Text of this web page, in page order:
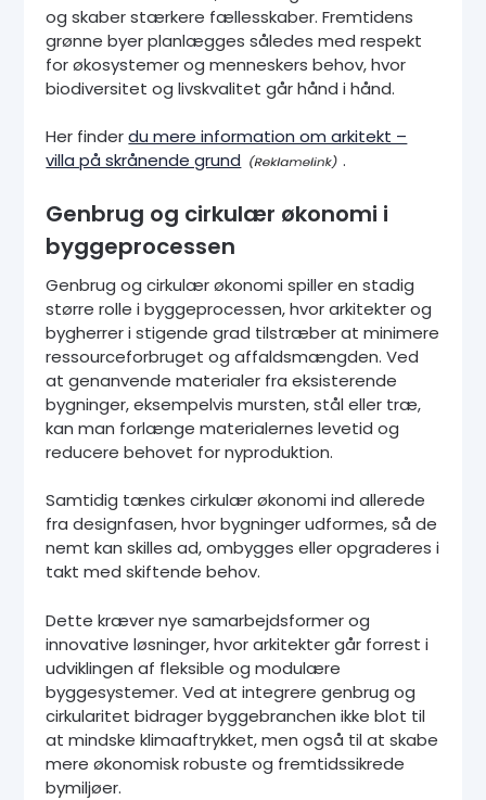
og skaber stærkere fællesskaber. Fremtidens
grønne byer planlægges således med respekt
for økosystemer og menneskers behov, hvor
biodiversitet og livskvalitet går hånd i hånd.
Her finderdu mere information om arkitekt –
villa på skrånende grund
.
Genbrug og cirkulær økonomi i
byggeprocessen
Genbrug og cirkulær økonomi spiller en stadig
større rolle i byggeprocessen, hvor arkitekter og
bygherrer i stigende grad tilstræber at minimere
ressourceforbruget og affaldsmængden. Ved
at genanvende materialer fra eksisterende
bygninger, eksempelvis mursten, stål eller træ,
kan man forlænge materialernes levetid og
reducere behovet for nyproduktion.
Samtidig tænkes cirkulær økonomi ind allerede
fra designfasen, hvor bygninger udformes, så de
nemt kan skilles ad, ombygges eller opgraderes i
takt med skiftende behov.
Dette kræver nye samarbejdsformer og
innovative løsninger, hvor arkitekter går forrest i
udviklingen af fleksible og modulære
byggesystemer. Ved at integrere genbrug og
cirkularitet bidrager byggebranchen ikke blot til
at mindske klimaaftrykket, men også til at skabe
mere økonomisk robuste og fremtidssikrede
bymiljøer.